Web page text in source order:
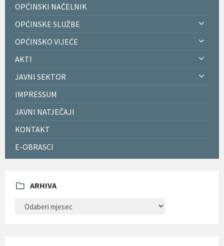
OPĆINSKI NAČELNIK
OPĆINSKE SLUŽBE
OPĆINSKO VIJEĆE
AKTI
JAVNI SEKTOR
IMPRESSUM
JAVNI NATJEČAJI
KONTAKT
E-OBRASCI
ARHIVA